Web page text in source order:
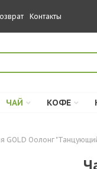
Контакты
ЧАЙ КОФЕ
Оолонг "Танцующий